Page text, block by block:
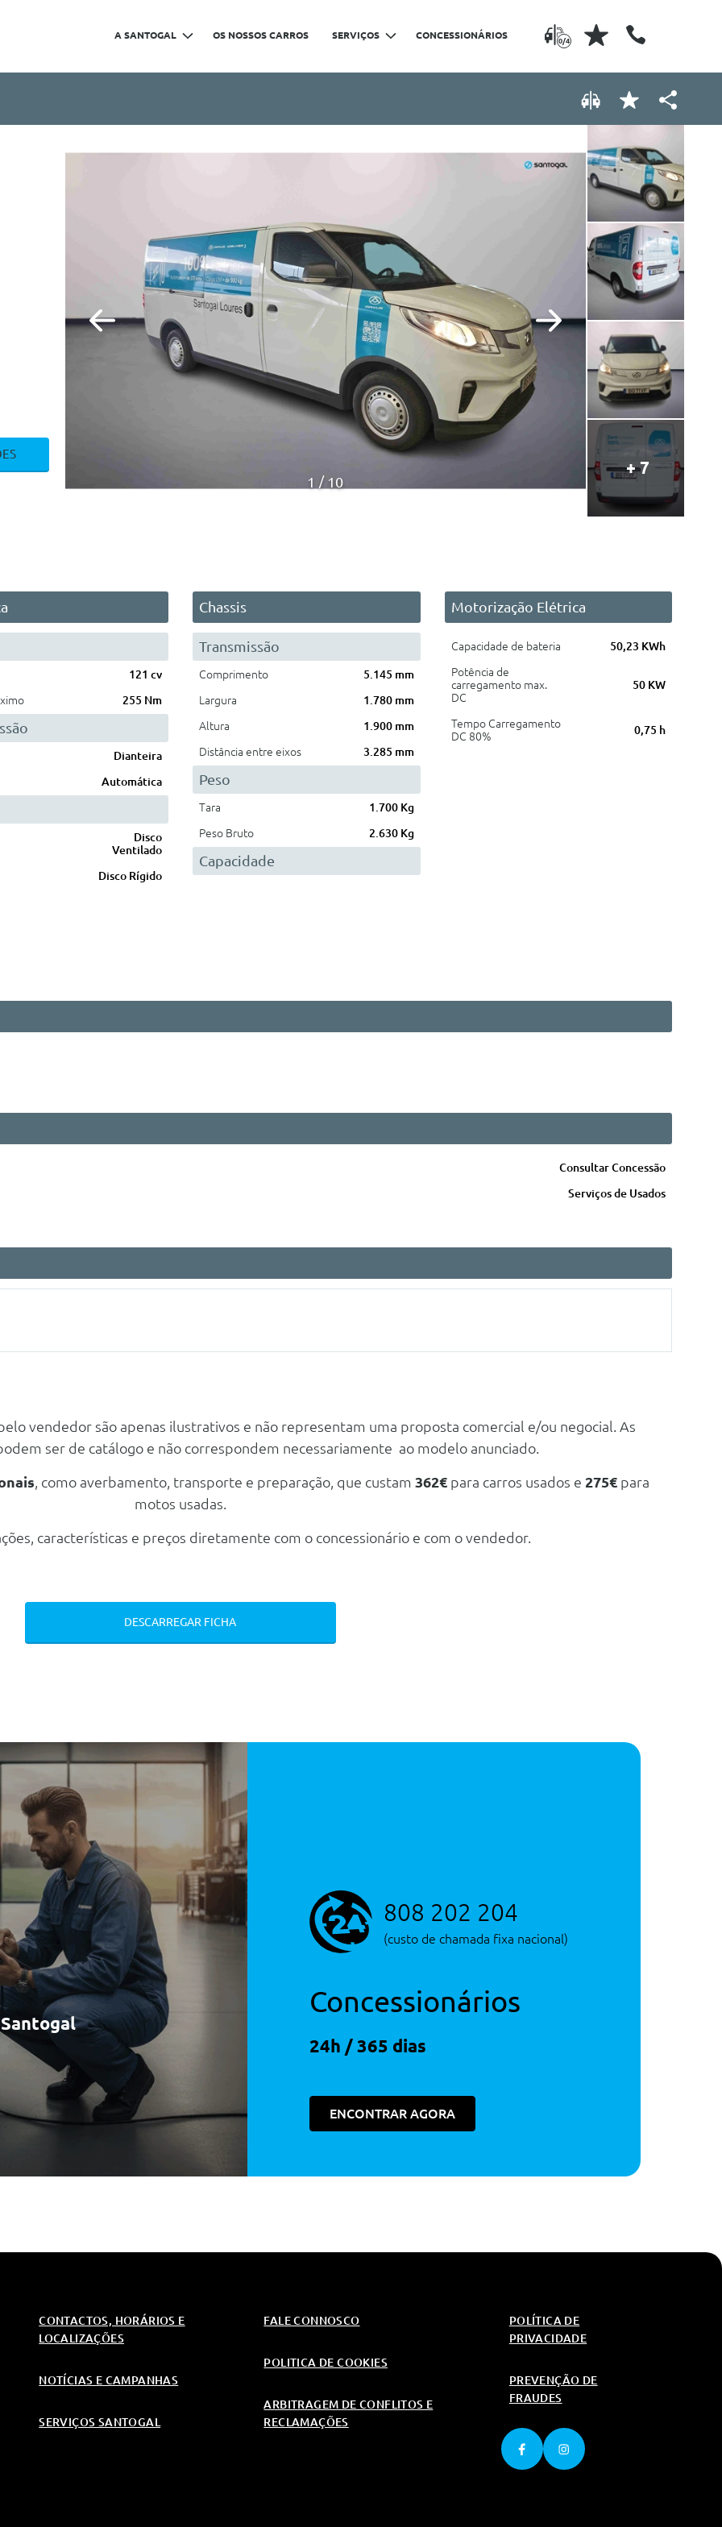
0/4
A SANTOGAL OS NOSSOS CARROS SERVIÇOS CONCESSIONÁRIOS
1 10
+ 7
121 cv
255 Nm
Dianteira
Automática
Disco
Ventilado
Disco Rígido
Chassis
Transmissão
Comprimento
5.145 mm
Largura
1.780 mm
Altura
1.900 mm
Distância entre eixos
3.285 mm
Peso
Tara
1.700 Kg
Peso Bruto
2.630 Kg
Capacidade
Motorização Elétrica
Capacidade de bateria
50,23 KWh
Potência de
carregamento max.
DC
50 KW
Tempo Carregamento
DC 80%
0,75 h
Consultar Concessão
Serviços de Usados
vendedor são apenas ilustrativos e não representam uma proposta comercial e/ou negocial. As
ser de catálogo e não correspondem necessariamente ao modelo anunciado.
, como averbamento, transporte e preparação, que custam 362€para carros usados e 275€para
motos usadas.
características e preços diretamente com o concessionário e com o vendedor.
DESCARREGAR FICHA
808 202 204
(custo de chamada fixa nacional)
Concessionários
24h / 365 dias
ENCONTRAR AGORA
CONTACTOS, HORÁRIOS E
LOCALIZAÇÕES
NOTÍCIAS E CAMPANHAS
SERVIÇOS SANTOGAL
FALE CONNOSCO
POLITICA DE COOKIES
ARBITRAGEM DE CONFLITOS E
RECLAMAÇÕES
POLÍTICA DE
PRIVACIDADE
PREVENÇÃO DE
FRAUDES